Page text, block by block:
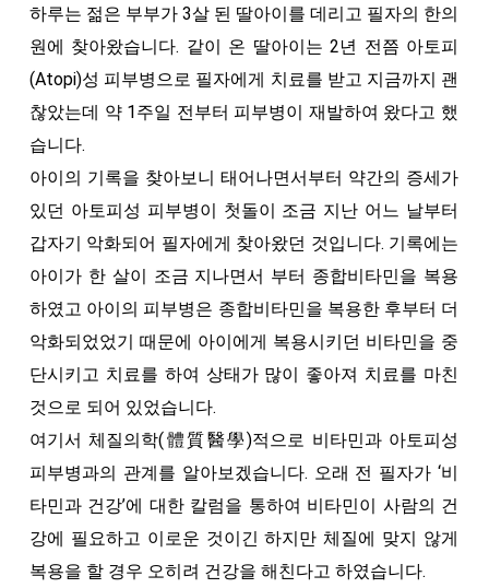
하루는 젊은 부부가 3살 된 딸아이를 데리고 필자의 한의
원에 찾아왔습니다. 같이 온 딸아이는 2년 전쯤 아토피
(Atopi)성 피부병으로 필자에게 치료를 받고 지금까지 괜
찮았는데 약 1주일 전부터 피부병이 재발하여 왔다고 했
습니다.
아이의 기록을 찾아보니 태어나면서부터 약간의 증세가
있던 아토피성 피부병이 첫돌이 조금 지난 어느 날부터
갑자기 악화되어 필자에게 찾아왔던 것입니다. 기록에는
아이가 한 살이 조금 지나면서 부터 종합비타민을 복용
하였고 아이의 피부병은 종합비타민을 복용한 후부터 더
악화되었었기 때문에 아이에게 복용시키던 비타민을 중
단시키고 치료를 하여 상태가 많이 좋아져 치료를 마친
것으로 되어 있었습니다.
여기서 체질의학(體質醫學)적으로 비타민과 아토피성
피부병과의 관계를 알아보겠습니다. 오래 전 필자가 ‘비
타민과 건강’에 대한 칼럼을 통하여 비타민이 사람의 건
강에 필요하고 이로운 것이긴 하지만 체질에 맞지 않게
복용을 할 경우 오히려 건강을 해친다고 하였습니다.